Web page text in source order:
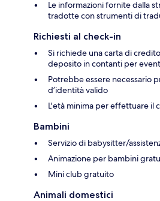
Le informazioni fornite dalla
tradotte con strumenti di
Richiesti al check-in
Si richiede una carta di
deposito in contanti per
Potrebbe essere necessario
d’identità valido
L'età minima per effettuare il
Bambini
Servizio di babysitter/
Animazione per bambini
Mini club gratuito
Animali domestici